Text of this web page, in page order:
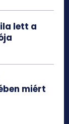
lett a
miért